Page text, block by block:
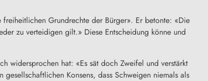
Grundrechte der Bürger». Er betonte: «Die
zu verteidigen gilt.» Diese Entscheidung könne und
widersprochen hat: «Es sät doch Zweifel und verstärkt
Konsens, dass Schweigen niemals als